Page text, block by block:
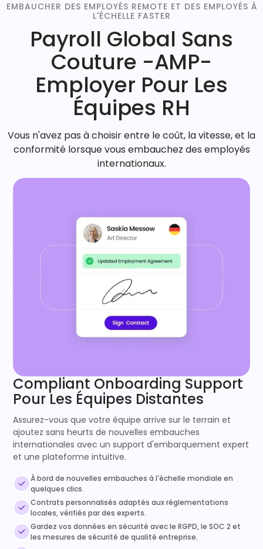
EMBAUCHER DES EMPLOYÉS REMOTE ET DES EMPLOYÉS À
L'ÉCHELLE FASTER
Payroll Global Sans
Couture -AMP-
Employer Pour Les
Équipes RH
Vous n'avez pas à choisir entre le coût, la vitesse, et la
conformité lorsque vous embauchez des employés
internationaux.
Compliant Onboarding Support
Pour Les Équipes Distantes
Assurez-vous que votre équipe arrive sur le terrain et
ajoutez sans heurts de nouvelles embauches
internationales avec un support d'embarquement expert
et une plateforme intuitive.
À bord de nouvelles embauches à l'échelle mondiale en
quelques clics.
Contrats personnalisés adaptés aux réglementations
locales, vérifiés par des experts.
Gardez vos données en sécurité avec le RGPD, le SOC 2 et
les mesures de sécurité de qualité entreprise.